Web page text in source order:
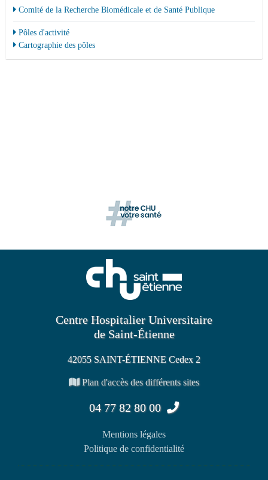
Comité de la Recherche Biomédicale et de Santé Publique
Pôles d'activité
Cartographie des pôles
Centre Hospitalier Universitaire
de Saint-Étienne
42055 SAINT-ÉTIENNE Cedex 2
Plan d'accès des différents sites
04 77 82 80 00
Mentions légales
Politique de confidentialité